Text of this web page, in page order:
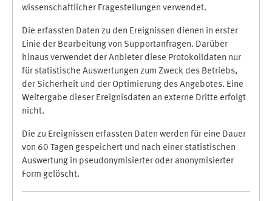
wissenschaftlicher Fragestellungen verwendet.
Die erfassten Daten zu den Ereignissen dienen in erster
Linie der Bearbeitung von Supportanfragen. Darüber
hinaus verwendet der Anbieter diese Protokolldaten nur
für statistische Auswertungen zum Zweck des Betriebs,
der Sicherheit und der Optimierung des Angebotes. Eine
Weitergabe dieser Ereignisdaten an externe Dritte erfolgt
nicht.
Die zu Ereignissen erfassten Daten werden für eine Dauer
von 60 Tagen gespeichert und nach einer statistischen
Auswertung in pseudonymisierter oder anonymisierter
Form gelöscht.